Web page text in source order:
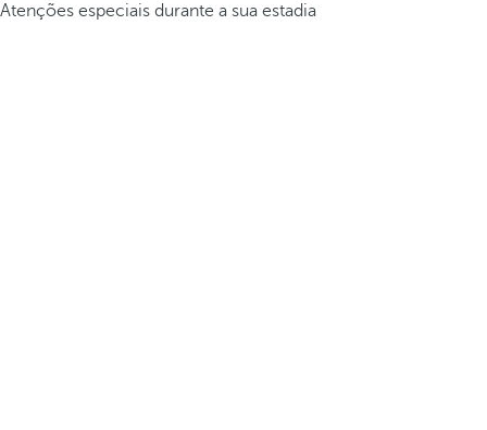
Atenções especiais durante a sua estadia